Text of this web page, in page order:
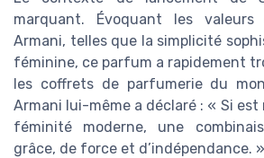
marquant. Évoquant les valeurs
Armani, telles que la simplicité
féminine, ce parfum a rapidement
les coffrets de parfumerie du
Armani lui-même a déclaré : « Si est
féminité moderne, une
grâce, de force et d’indépendance. »